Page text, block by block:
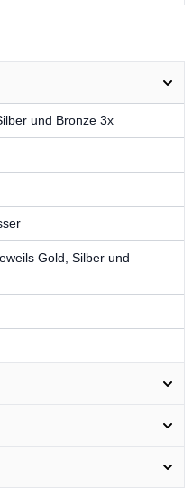
und Bronze 3x
Gold, Silber und